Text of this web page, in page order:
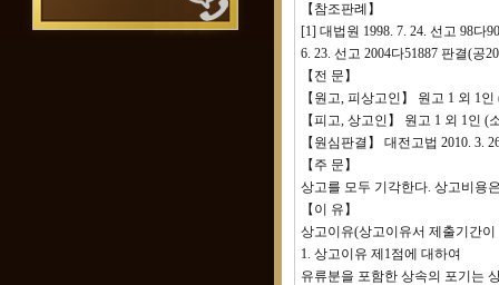
【참조판례】
[1] 대법원 1998. 7. 24. 선고 98다
6. 23. 선고 2004다51887 판결(공
【전 문】
【원고, 피상고인】 원고 1 외 1
【피고, 상고인】 원고 1 외 1인
【원심판결】 대전고법 2010. 3.
【주 문】
상고를 모두 기각한다. 상고비용
【이 유】
상고이유(상고이유서 제출기간
1. 상고이유 제1점에 대하여
유류분을 포함한 상속의 포기는